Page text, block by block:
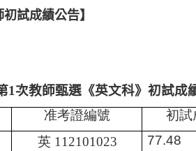
試成績公告】
1次教師甄選《英文科》初試成
准考證編號 初試
英 112101023 77.48